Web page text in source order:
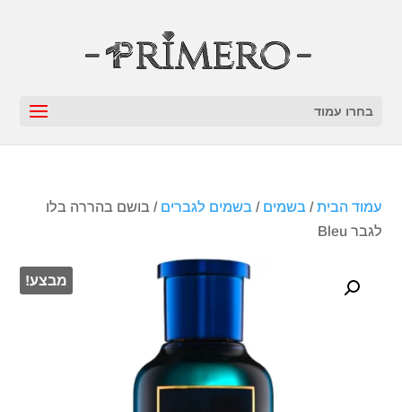
בחרו עמוד
עמוד הבית/בשמים /בשמים לגברים / בושם בהררה בלו
לגבר Bleu
מבצע!